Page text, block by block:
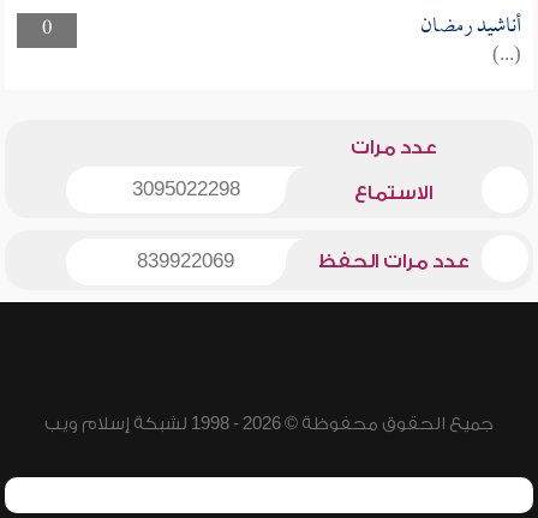
0
أناشيد رمضان
(...)
عدد مرات
الاستماع 3095022298
عدد مرات الحفظ 839922069
جميع الحقوق محفوظة © 2026 - 1998 لشبكة إسلام ويب